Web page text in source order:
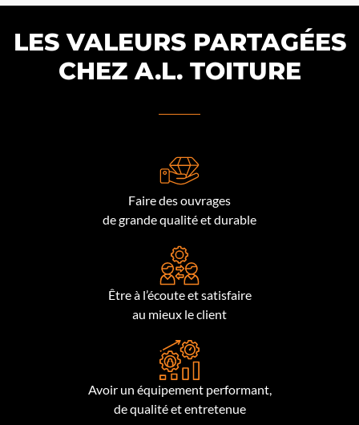
LES VALEURS PARTAGÉES
CHEZ A.L. TOITURE
Faire des ouvrages
de grande qualité et durable
Être à l’écoute et satisfaire
au mieux le client
Avoir un équipement performant,
de qualité et entretenue